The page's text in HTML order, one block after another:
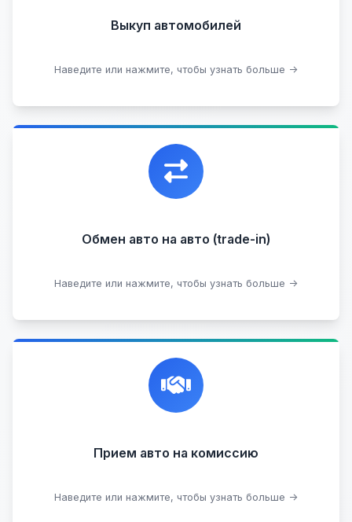
Выкуп автомобилей
Наведите или нажмите, чтобы узнать больше →
Проблемные
В залоге
Узнать стоимость
Обмен авто на авто (trade-in)
Наведите или нажмите, чтобы узнать больше →
Уникальная возможность обменять ваш
автомобиль с доплатой, подобрав вам
подходящий вариант.
Подобрать авто
Прием авто на комиссию
Наведите или нажмите, чтобы узнать больше →
Честная и профессиональная экспертиза, реклама,
переговоры с клиентами, подготовка документов,
сопровождение сделки.
Прием битых авто
Оставить на комиссии